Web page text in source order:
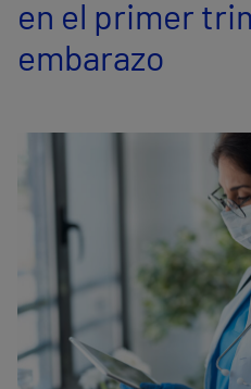
Información útil
en el primer
embarazo